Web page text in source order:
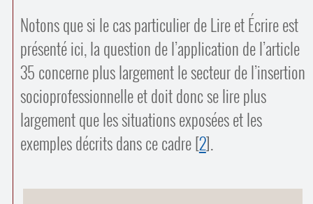
Notons que si le cas particulier de Lire et Écrire est
présenté ici, la question de l’application de l’article
35 concerne plus largement le secteur de l’insertion
socio­professionnelle et doit donc se lire plus
largement que les situations exposées et les
exemples décrits dans ce cadre[2].